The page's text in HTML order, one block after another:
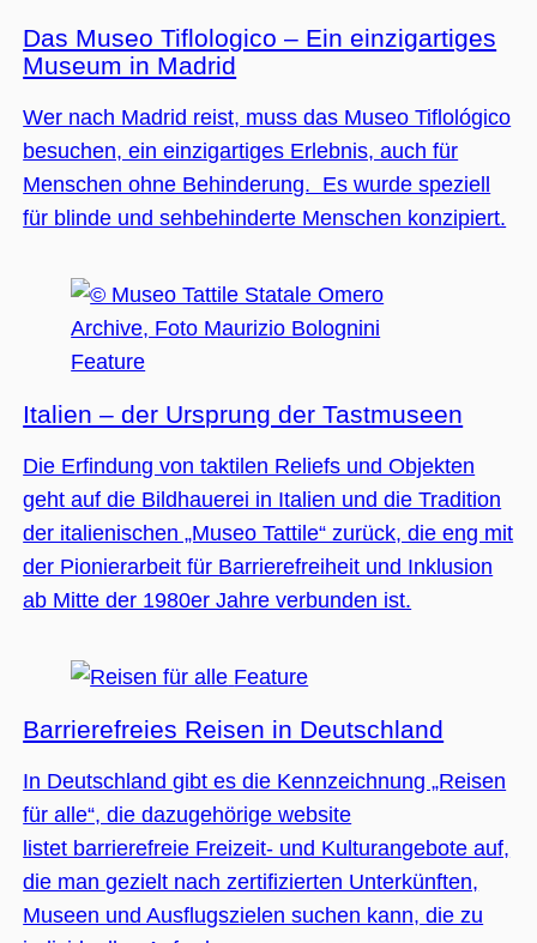
Das Museo Tiflologico – Ein einzigartiges
Museum in Madrid
Wer nach Madrid reist, muss das Museo Tiflológico
besuchen, ein einzigartiges Erlebnis, auch für
Menschen ohne Behinderung. Es wurde speziell
für blinde und sehbehinderte Menschen konzipiert.
Feature
Italien – der Ursprung der Tastmuseen
Die Erfindung von taktilen Reliefs und Objekten
geht auf die Bildhauerei in Italien und die Tradition
der italienischen „Museo Tattile“ zurück, die eng mit
der Pionierarbeit für Barrierefreiheit und Inklusion
ab Mitte der 1980er Jahre verbunden ist.
Feature
Barrierefreies Reisen in Deutschland
In Deutschland gibt es die Kennzeichnung „Reisen
für alle“, die dazugehörige website
listet barrierefreie Freizeit- und Kulturangebote auf,
die man gezielt nach zertifizierten Unterkünften,
Museen und Ausflugszielen suchen kann, die zu